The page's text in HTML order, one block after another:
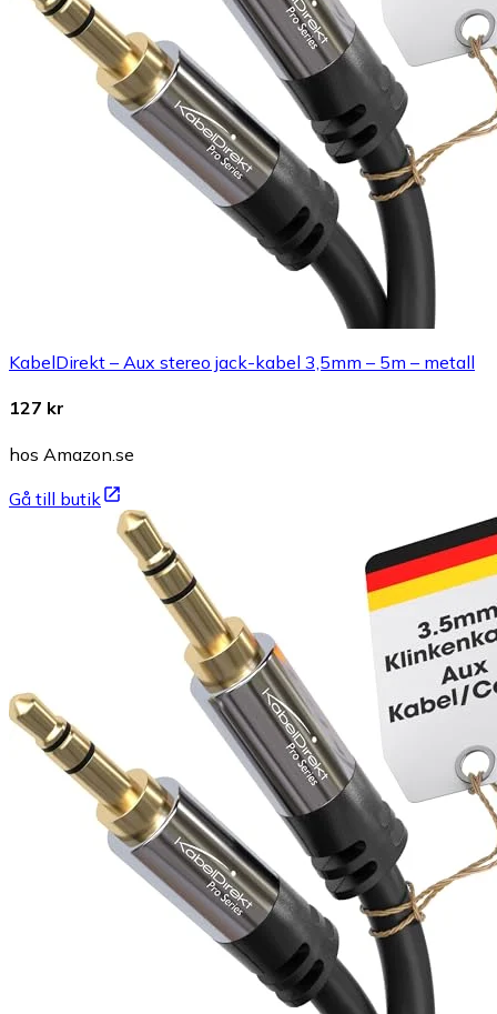
KabelDirekt – Aux stereo jack-kabel 3,5mm – 5m – metall
127 kr
hos Amazon.se
Gå till butik